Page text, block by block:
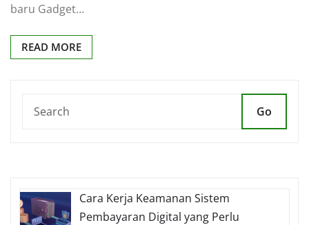
baru Gadget…
READ MORE
Go
Cara Kerja Keamanan Sistem
Pembayaran Digital yang Perlu